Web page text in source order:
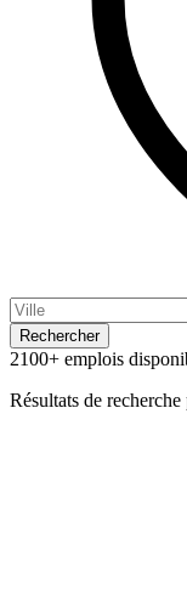
Rechercher
2100+ emplois
Résultats de